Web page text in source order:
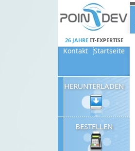
26 JAHRE IT-EXPERTISE
Kontakt Startseite
HERUNTERLADEN
BESTELLEN
Panneau de gestion des cookies